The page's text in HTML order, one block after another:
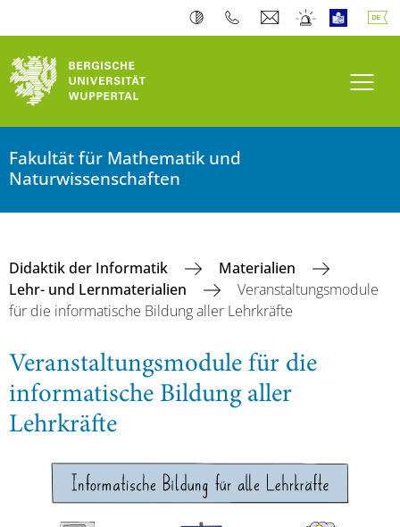
Fakultät für Mathematik und
Naturwissenschaften
Didaktik der Informatik
Materialien
Lehr- und Lernmaterialien
Veranstaltungsmodule
für die informatische Bildung aller Lehrkräfte
Veranstaltungsmodule für die
informatische Bildung aller
Lehrkräfte